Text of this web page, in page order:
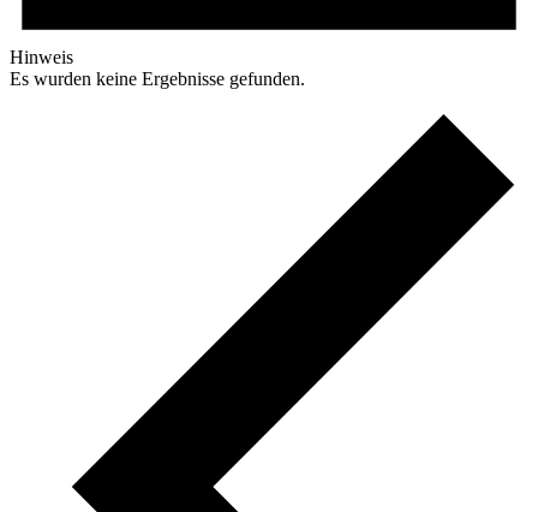
Hinweis
Es wurden keine Ergebnisse gefunden.